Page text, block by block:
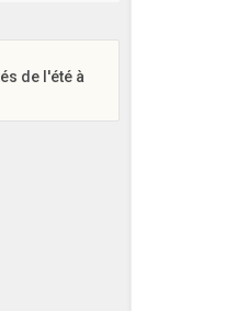
de l'été à